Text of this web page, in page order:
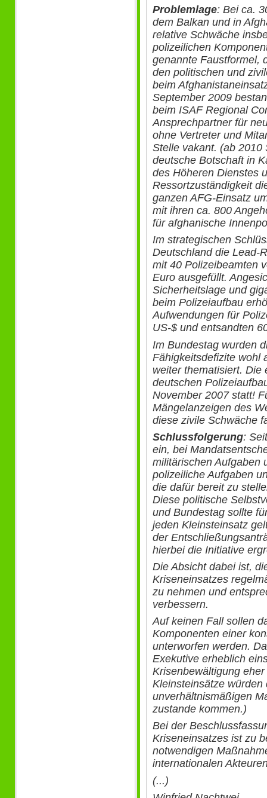
Problemlage: Bei ca.
dem Balkan und in
relative Schwäche
polizeilichen
genannte Faustformel,
den politischen und
beim
September 2009
beim ISAF Regional
Ansprechpartner für
ohne Vertreter und
Stelle vakant. (ab 2010
deutsche Botschaft in
des Höheren Dienstes
Ressortzuständigkeit
ganzen AFG-Einsatz
mit ihren ca. 800
für afghanische
Im strategischen
Deutschland die Lead-
mit 40 Polizeibeamten
Euro ausgefüllt.
Sicherheitslage und
beim Polizeiaufbau
Aufwendungen für
US-$ und entsandten
Im Bundestag wurden
Fähigkeitsdefizite wohl
weiter thematisiert. Die
deutschen
November 2007 statt!
Mängelanzeigen des
diese zivile Schwäche
Schlussfolgerung:
ein, bei
militärischen Aufgaben
polizeiliche Aufgaben
die dafür bereit zu
Diese politische
und Bundestag sollte
jeden Kleinsteinsatz
der
hierbei die Initiative
Die Absicht dabei ist,
Kriseneinsatzes
zu nehmen und
verbessern.
Auf keinen Fall sollen
Komponenten einer
unterworfen werden.
Exekutive erheblich
Krisenbewältigung
Kleinsteinsätze würden
unverhältnismäßigen
zustande kommen.)
Bei der
Kriseneinsatzes ist zu
notwendigen
internationalen
(...)